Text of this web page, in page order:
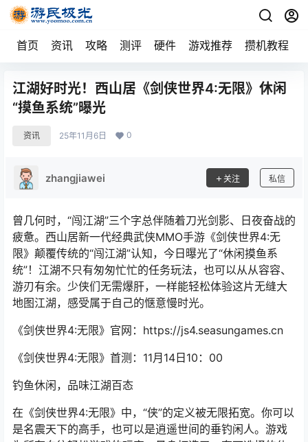
首页 资讯 攻略 测评 硬件 游戏推荐 攒机教程
江湖好时光！西山居《剑侠世界4:无限》休闲
“摸鱼系统”曝光
资讯 25年11月6日 0
zhangjiawei 关注 私信
曾几何时，“闯江湖”三个字总伴随着刀光剑影、日夜奋战的
疲惫。西山居新一代经典武侠MMO手游《剑侠世界4:无
限》颠覆传统的“闯江湖”认知，今日曝光了“休闲摸鱼系
统”！江湖不只有匆匆忙忙的任务玩法，也可以从从容容、
游刃有余。少侠们无需爆肝，一样能轻松体验这片无缝大
地图江湖，感受属于自己的惬意慢时光。
《剑侠世界4:无限》官网：https://js4.seasungames.cn
《剑侠世界4:无限》首测：11月14日10：00
钓鱼休闲，品味江湖百态
在《剑侠世界4:无限》中，“侠”的定义被无限拓宽。你可以
是名震天下的高手，也可以是逍遥世间的垂钓闲人。游戏